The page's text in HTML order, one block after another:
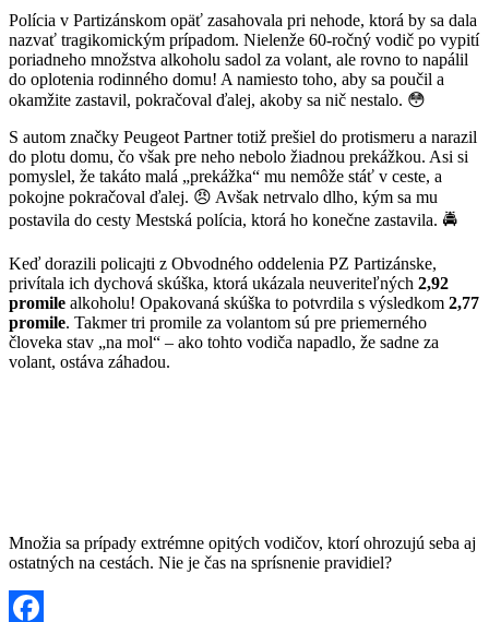
Polícia v Partizánskom opäť zasahovala pri nehode, ktorá by sa dala
nazvať tragikomickým prípadom. Nielenže 60-ročný vodič po vypití
poriadneho množstva alkoholu sadol za volant, ale rovno to napálil
do oplotenia rodinného domu! A namiesto toho, aby sa poučil a
okamžite zastavil, pokračoval ďalej, akoby sa nič nestalo. 😳
S autom značky Peugeot Partner totiž prešiel do protismeru a narazil
do plotu domu, čo však pre neho nebolo žiadnou prekážkou. Asi si
pomyslel, že takáto malá „prekážka“ mu nemôže stáť v ceste, a
pokojne pokračoval ďalej. 😠 Avšak netrvalo dlho, kým sa mu
postavila do cesty Mestská polícia, ktorá ho konečne zastavila. 🚔
Keď dorazili policajti z Obvodného oddelenia PZ Partizánske,
privítala ich dychová skúška, ktorá ukázala neuveriteľných 2,92
promile alkoholu! Opakovaná skúška to potvrdila s výsledkom 2,77
promile. Takmer tri promile za volantom sú pre priemerného
človeka stav „na mol“ – ako tohto vodiča napadlo, že sadne za
volant, ostáva záhadou.
Množia sa prípady extrémne opitých vodičov, ktorí ohrozujú seba aj
ostatných na cestách. Nie je čas na sprísnenie pravidiel?